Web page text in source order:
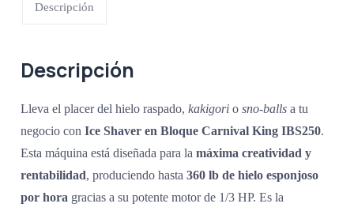
Descripción
Descripción
Lleva el placer del hielo raspado,kakigori osno-balls a tu
negocio conIce Shaver en Bloque Carnival King IBS250.
Esta máquina está diseñada para lamáxima creatividad y
rentabilidad, produciendo hasta360 lb de hielo esponjoso
por hora gracias a su potente motor de 1/3 HP. Es la